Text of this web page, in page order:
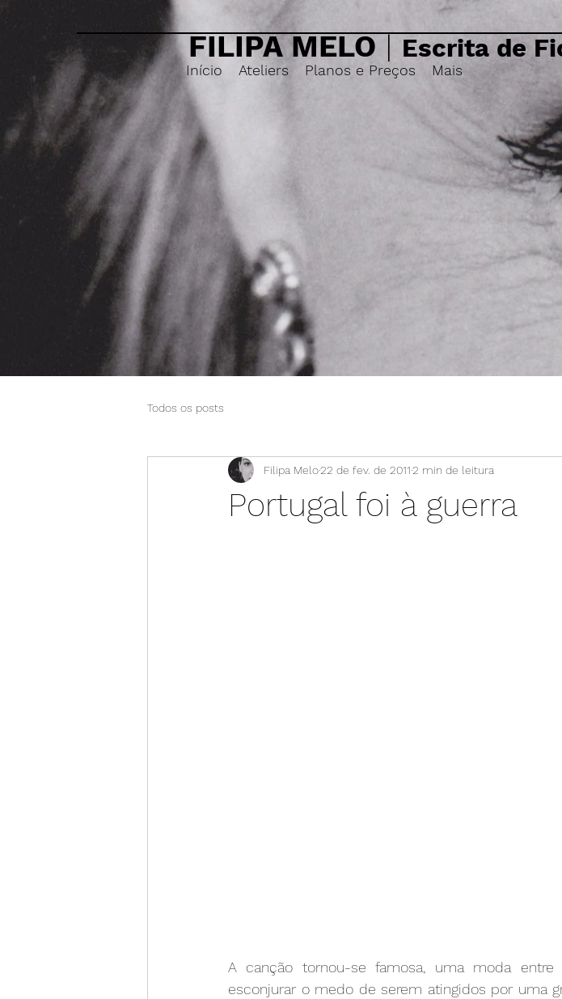
FILIPA MELO | Escrita de
Início Ateliers Planos e Preços Mais
Todos os posts
Portugal foi à guerra
Filipa Melo22 de fev. de 20112 min de leitura
A canção tornou-se famosa, uma moda entre
esconjurar o medo de serem atingidos por uma